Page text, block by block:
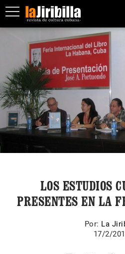
LOS ESTUDIOS
PRESENTES EN LA
Por: La
17/2/